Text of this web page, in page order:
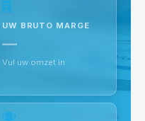
UW BRUTO MARGE
—
Vul uw omzet in